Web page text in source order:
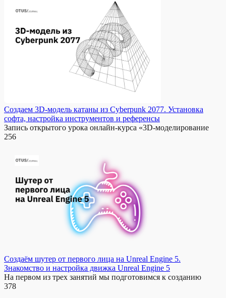
Создаем 3D-модель катаны из Cyberpunk 2077. Установка
софта, настройка инструментов и референсы
Запись открытого урока онлайн-курса «3D-моделирование
256
Создаём шутер от первого лица на Unreal Engine 5.
Знакомство и настройка движка Unreal Engine 5
На первом из трех занятий мы подготовимся к созданию
378